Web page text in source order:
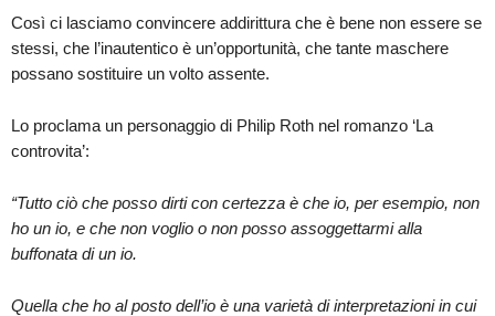
Così ci lasciamo convincere addirittura che è bene non essere se
stessi, che l’inautentico è un’opportunità, che tante maschere
possano sostituire un volto assente.
Lo proclama un personaggio di Philip Roth nel romanzo ‘La
controvita’:
“Tutto ciò che posso dirti con certezza è che io, per esempio, non
ho un io, e che non voglio o non posso assoggettarmi alla
buffonata di un io.
Quella che ho al posto dell’io è una varietà di interpretazioni in cui